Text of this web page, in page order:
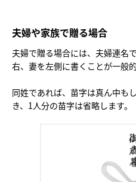
夫婦や家族で贈る場合
夫婦で贈る場合には、夫婦連名
右、妻を左側に書くことが一般的
同姓であれば、苗字は真ん中も
き、1人分の苗字は省略します。